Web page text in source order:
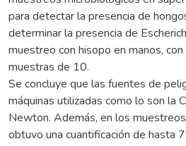
para detectar la presencia de
determinar la presencia de
muestreo con hisopo en manos,
muestras de 10.
Se concluye que las fuentes de
máquinas utilizadas como lo son la
Newton. Además, en los
obtuvo una cuantificación de hasta